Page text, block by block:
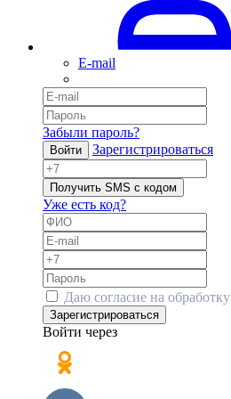
E-mail
Забыли пароль?
Войти Зарегистрироваться
Получить SMS с кодом
Уже есть код?
Даю согласие на обработку
Зарегистрироваться
Войти через